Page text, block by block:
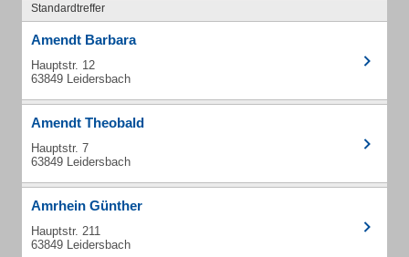
Standardtreffer
Amendt Barbara
Hauptstr. 12
63849 Leidersbach
Amendt Theobald
Hauptstr. 7
63849 Leidersbach
Amrhein Günther
Hauptstr. 211
63849 Leidersbach